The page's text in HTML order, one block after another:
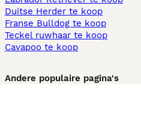
Duitse Herder te koop
Franse Bulldog te koop
Teckel ruwhaar te koop
Cavapoo te koop
Andere populaire pagina's